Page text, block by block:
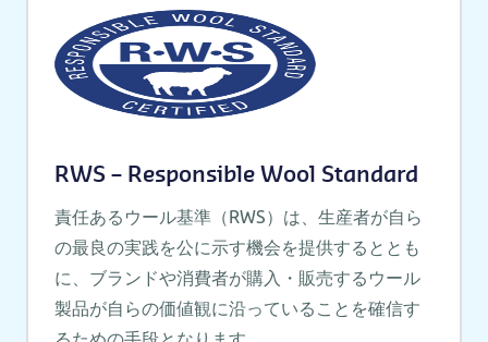
RWS – Responsible Wool Standard
責任あるウール基準（RWS）は、生産者が自ら
の最良の実践を公に示す機会を提供するととも
に、ブランドや消費者が購入・販売するウール
製品が自らの価値観に沿っていることを確信す